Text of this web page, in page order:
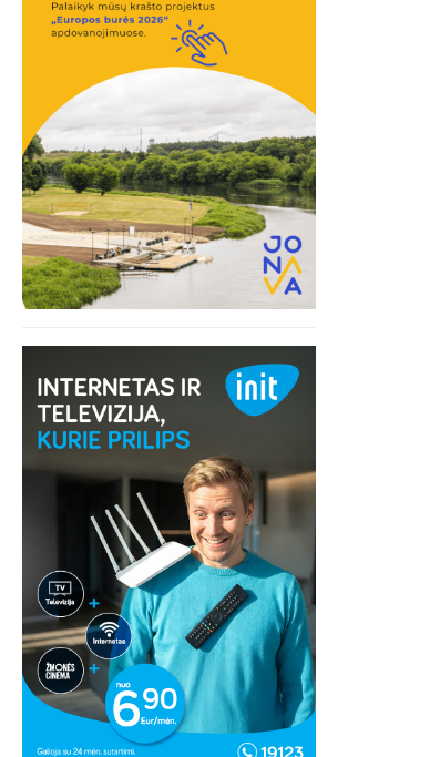
Registracija į eitynes